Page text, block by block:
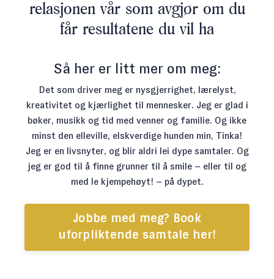
relasjonen vår som avgjør om du
får resultatene du vil ha
Så her er litt mer om meg:
Det som driver meg er nysgjerrighet, lærelyst,
kreativitet og kjærlighet til mennesker. Jeg er glad i
bøker, musikk og tid med venner og familie. Og ikke
minst den elleville, elskverdige hunden min, Tinka!
Jeg er en livsnyter, og blir aldri lei dype samtaler. Og
jeg er god til å finne grunner til å smile – eller til og
med le kjempehøyt! – på dypet.
Jobbe med meg? Book
uforpliktende samtale her!